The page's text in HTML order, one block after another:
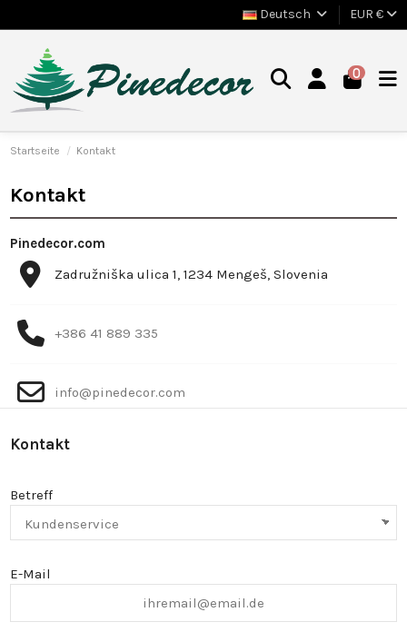
Deutsch EUR €
0
Startseite Kontakt
Kontakt
Pinedecor.com
Zadružniška ulica 1, 1234 Mengeš, Slovenia
+386 41 889 335
info@pinedecor.com
Kontakt
Betreff
E-Mail